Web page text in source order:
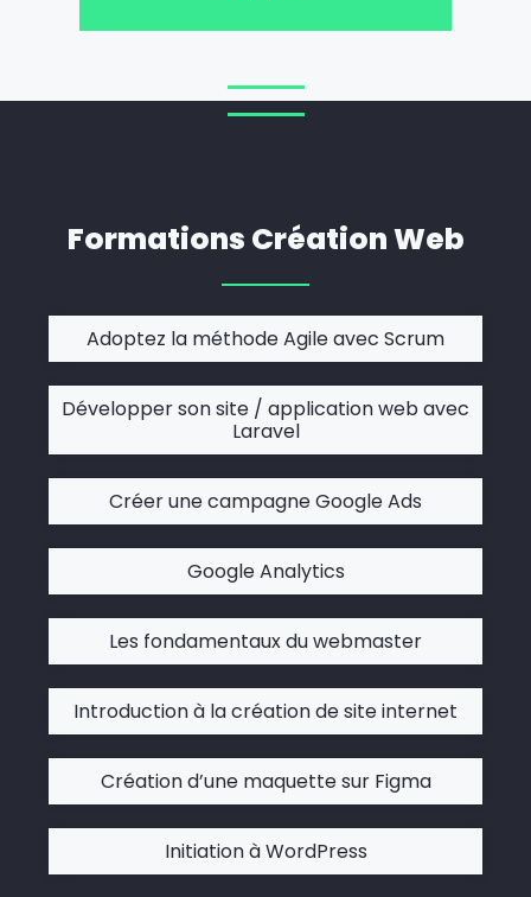
Formations Création Web
Adoptez la méthode Agile avec Scrum
Développer son site / application web avec
Laravel
Créer une campagne Google Ads
Google Analytics
Les fondamentaux du webmaster
Introduction à la création de site internet
Création d’une maquette sur Figma
Initiation à WordPress